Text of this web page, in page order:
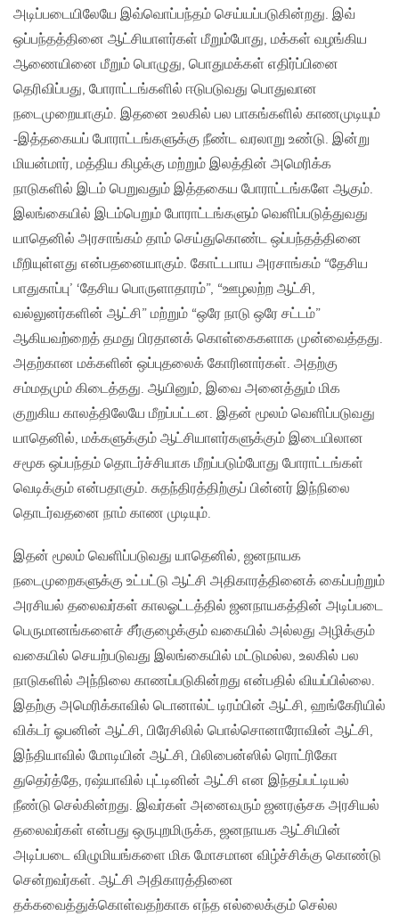
அடிப்படையிலேயே இவ்வொப்பந்தம் செய்யப்படுகின்றது. இவ்
ஒப்பந்தத்தினை ஆட்சியாளர்கள் மீறும்போது, மக்கள் வழங்கிய
ஆணையினை மீறும் பொழுது, பொதுமக்கள் எதிர்ப்பினை
தெரிவிப்பது, போராட்டங்களில் ஈடுபடுவது பொதுவான
நடைமுறையாகும். இதனை உலகில் பல பாகங்களில் காணமுடியும்
-இத்தகையப் போராட்டங்களுக்கு நீண்ட வரலாறு உண்டு. இன்று
மியன்மார், மத்திய கிழக்கு மற்றும் இலத்தின் அமெரிக்க
நாடுகளில் இடம் பெறுவதும் இத்தகைய போராட்டங்களே ஆகும்.
இலங்கையில் இடம்பெறும் போராட்டங்களும் வெளிப்படுத்துவது
யாதெனில் அரசாங்கம் தாம் செய்துகொண்ட ஒப்பந்தத்தினை
மீறியுள்ளது என்பதனையாகும். கோட்டபாய அரசாங்கம் “தேசிய
பாதுகாப்பு’ ‘தேசிய பொருளாதாரம்”, “ஊழலற்ற ஆட்சி,
வல்லுனர்களின் ஆட்சி” மற்றும் “ஒரே நாடு ஒரே சட்டம்”
ஆகியவற்றைத் தமது பிரதானக் கொள்கைகளாக முன்வைத்தது.
அதற்கான மக்களின் ஒப்புதலைக் கோரினார்கள். அதற்கு
சம்மதமும் கிடைத்தது. ஆயினும், இவை அனைத்தும் மிக
குறுகிய காலத்திலேயே மீறப்பட்டன. இதன் மூலம் வெளிப்படுவது
யாதெனில், மக்களுக்கும் ஆட்சியாளர்களுக்கும் இடையிலான
சமூக ஒப்பந்தம் தொடர்ச்சியாக மீறப்படும்போது போராட்டங்கள்
வெடிக்கும் என்பதாகும். சுதந்திரத்திற்குப் பின்னர் இந்நிலை
தொடர்வதனை நாம் காண முடியும்.
இதன் மூலம் வெளிப்படுவது யாதெனில், ஜனநாயக
நடைமுறைகளுக்கு உட்பட்டு ஆட்சி அதிகாரத்தினைக் கைப்பற்றும்
அரசியல் தலைவர்கள் காலஓட்டத்தில் ஜனநாயகத்தின் அடிப்படை
பெருமானங்களைச் சீர்குழைக்கும் வகையில் அல்லது அழிக்கும்
வகையில் செயற்படுவது இலங்கையில் மட்டுமல்ல, உலகில் பல
நாடுகளில் அந்நிலை காணப்படுகின்றது என்பதில் வியப்பில்லை.
இதற்கு அமெரிக்காவில் டொனால்ட் டிரம்பின் ஆட்சி, ஹங்கேரியில்
விக்டர் ஓபனின் ஆட்சி, பிரேசிலில் பொல்சொனாரோவின் ஆட்சி,
இந்தியாவில் மோடியின் ஆட்சி, பிலிபைன்ஸில் ரொட்ரிகோ
துதெர்த்தே, ரஷ்யாவில் புட்டினின் ஆட்சி என இந்தப்பட்டியல்
நீண்டு செல்கின்றது. இவர்கள் அனைவரும் ஜனரஞ்சக அரசியல்
தலைவர்கள் என்பது ஒருபுறமிருக்க, ஜனநாயக ஆட்சியின்
அடிப்படை விழுமியங்களை மிக மோசமான விழ்ச்சிக்கு கொண்டு
சென்றவர்கள். ஆட்சி அதிகாரத்தினை
தக்கவைத்துக்கொள்வதற்காக எந்த எல்லைக்கும் செல்ல